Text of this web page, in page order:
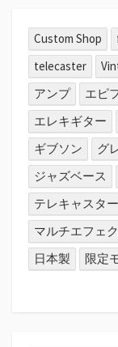
Custom Shop
telecaster
アンプ
エピ
エレキギター
ギブソン
グ
ジャズベース
テレキャスター
マルチエフェ
日本製
限定